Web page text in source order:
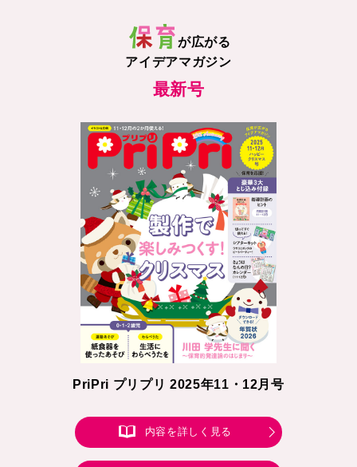
が広がる
アイデアマガジン
最新号
PriPri プリプリ 2025年11・12月号
内容を詳しく見る